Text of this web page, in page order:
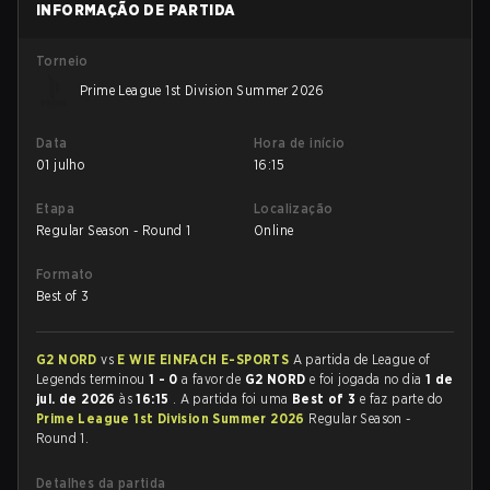
INFORMAÇÃO DE PARTIDA
Torneio
Prime League 1st Division Summer 2026
Data
01 julho
Hora de início
16:15
Etapa
Regular Season - Round 1
Localização
Online
Formato
Best of 3
G2 NORDvs E WIE EINFACH E-SPORTS A partida de League of
Legends terminou 1 - 0 a favor de G2 NORD e foi jogada no dia 1 de
jul. de 2026às16:15 . A partida foi uma Best of 3 e faz parte do
Prime League 1st Division Summer 2026 Regular Season -
Round 1.
Detalhes da partida